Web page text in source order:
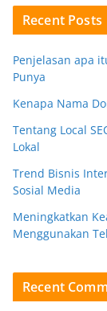
Recent Posts
Penjelasan apa
Punya
Kenapa Nama
Tentang Local
Lokal
Trend Bisnis
Sosial Media
Meningkatkan
Menggunakan
Recent